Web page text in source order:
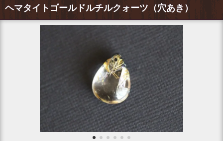
ヘマタイトゴールドルチルクォーツ（穴あき）